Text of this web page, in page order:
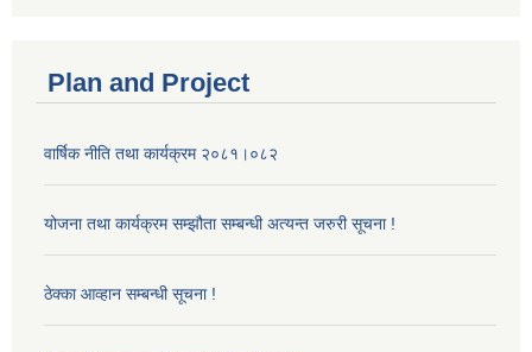
Plan and Project
वार्षिक नीति तथा कार्यक्रम २०८१।०८२
योजना तथा कार्यक्रम सम्झौता सम्बन्धी अत्यन्त जरुरी सूचना !
ठेक्का आव्हान सम्बन्धी सूचना !